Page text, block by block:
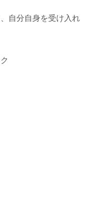
自分自身を受け入れ